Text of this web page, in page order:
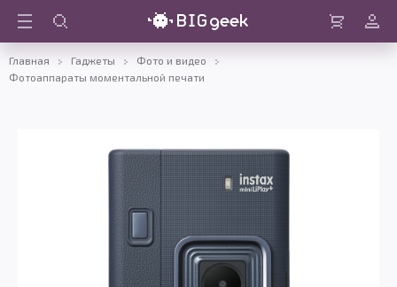
Войти
Главная Гаджеты
Фото и видео
Фотоаппараты моментальной печати